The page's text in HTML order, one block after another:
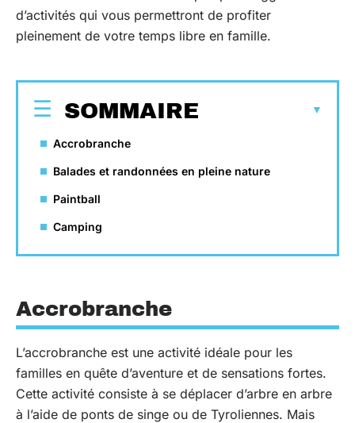
d’activités qui vous permettront de profiter
pleinement de votre temps libre en famille.
SOMMAIRE
Accrobranche
Balades et randonnées en pleine nature
Paintball
Camping
Accrobranche
L’accrobranche est une activité idéale pour les
familles en quête d’aventure et de sensations fortes.
Cette activité consiste à se déplacer d’arbre en arbre
à l’aide de ponts de singe ou de Tyroliennes. Mais